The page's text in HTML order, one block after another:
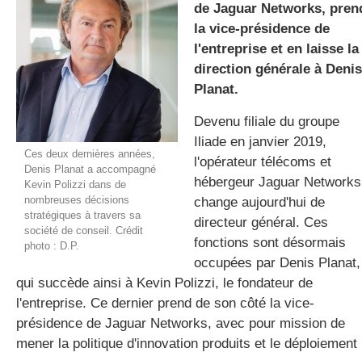
Ces deux dernières années,
Denis Planat a accompagné
Kevin Polizzi dans de
nombreuses décisions
stratégiques à travers sa
société de conseil. Crédit
photo : D.P.
de Jaguar Networks,
la vice-présidence de
l'entreprise et en laisse la
direction générale à Denis
Planat.
Devenu filiale du groupe
Iliade en janvier 2019,
l'opérateur télécoms et
hébergeur Jaguar Networks
change aujourd'hui de
directeur général. Ces
fonctions sont désormais
occupées par Denis Planat,
qui succède ainsi à Kevin Polizzi, le fondateur de
l'entreprise. Ce dernier prend de son côté la vice-
présidence de Jaguar Networks, avec pour mission de
mener la politique d'innovation produits et le déploiement